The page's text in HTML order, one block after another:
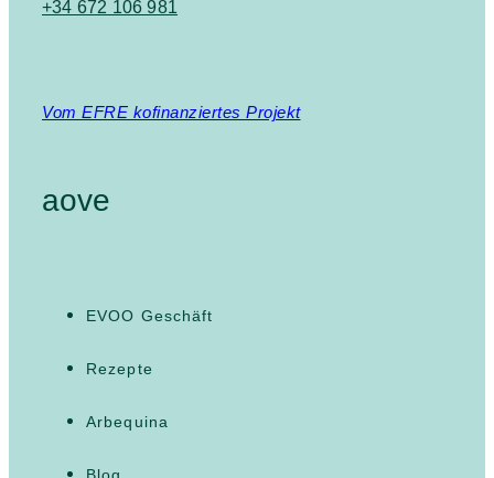
+34 672 106 981
Vom EFRE kofinanziertes Projekt
aove
EVOO Geschäft
Rezepte
Arbequina
Blog